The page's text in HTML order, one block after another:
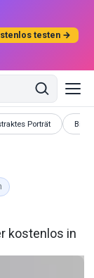
testen →
Porträt Bild
kostenlos in